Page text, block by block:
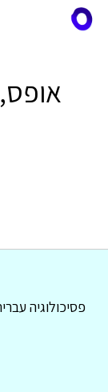
פסיכולוגיה